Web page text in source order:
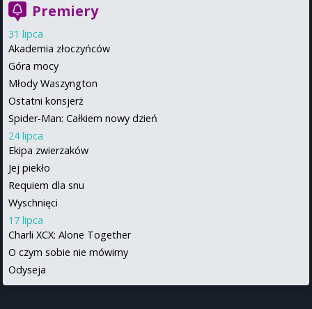
Premiery
31 lipca
Akademia złoczyńców
Góra mocy
Młody Waszyngton
Ostatni konsjerż
Spider-Man: Całkiem nowy dzień
24 lipca
Ekipa zwierzaków
Jej piekło
Requiem dla snu
Wyschnięci
17 lipca
Charli XCX: Alone Together
O czym sobie nie mówimy
Odyseja